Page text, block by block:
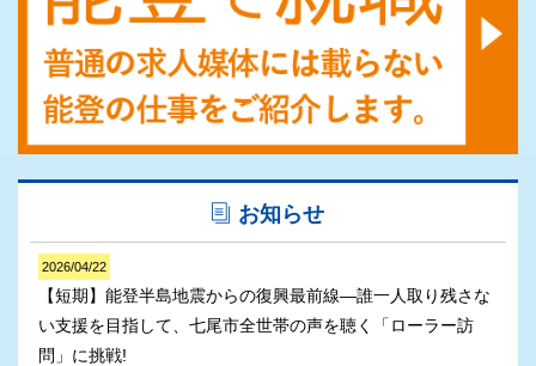
お知らせ
2026/04/22
【短期】能登半島地震からの復興最前線―誰一人取り残さな
い支援を目指して、七尾市全世帯の声を聴く「ローラー訪
問」に挑戦!